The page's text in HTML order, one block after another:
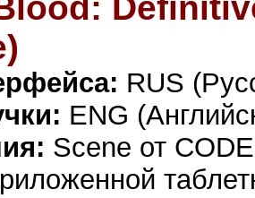
RUS
ENG
Scene от